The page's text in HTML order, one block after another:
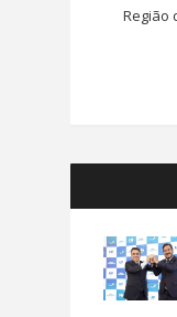
Região